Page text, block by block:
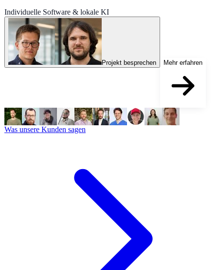
Individuelle Software & lokale KI
Projekt besprechen Mehr erfahren
Was unsere Kunden sagen